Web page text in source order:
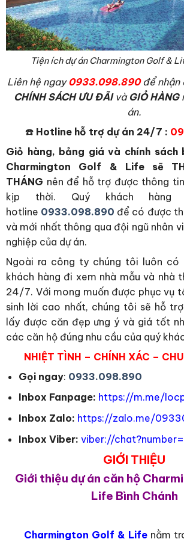
Tiện ích dự án Charmington Golf &
Liên hệ ngay 0933.098.890 để nhận
CHÍNH SÁCH ƯU ĐÃIvàGIỎ HÀNG
án.
☎️Hotline hỗ trợ dự án 24/7 :
Giỏ hàng, bảng giá và chính sách
Charmington Golf & Life sẽ
THÁNG nên để hỗ trợ được thông
kịp thời. Quý khách
hotline 0933.098.890 để có được
và mới nhất thông qua đội ngũ nhân
nghiệp của dự án.
Ngoài ra công ty chúng tôi luôn có
khách hàng đi xem nhà mẫu và nhà
24/7. Với mong muốn được phục vụ
sinh lời cao nhất, chúng tôi sẽ hỗ
lấy được căn đẹp ưng ý và giá tốt
các căn hộ đúng nhu cầu của quý
NHIỆT TÌNH – CHÍNH XÁC –
Gọi ngay: 0933.098.890
Inbox Fanpage: https://m.me/
Inbox Zalo: https://zalo.me/
Inbox Viber: viber://
GIỚI THIỆU
Giới thiệu dự án căn hộ
Life Bình Chánh
Charmington Golf & Lifenằm